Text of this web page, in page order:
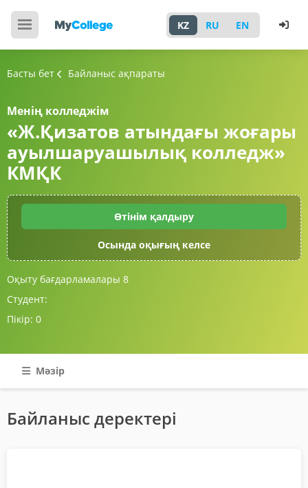
KZ RU EN
Басты бет Байланыс ақпараты
Менің колледжім
«Ж.Қизатов атындағы жоғары
ауылшаруашылық колледж»
КМҚК
Өтінім қалдыру
Осында оқығың келсе
Оқыту бағдарламалары 8
Студент:
Пікір: 0
Мәзір
Байланыс деректері